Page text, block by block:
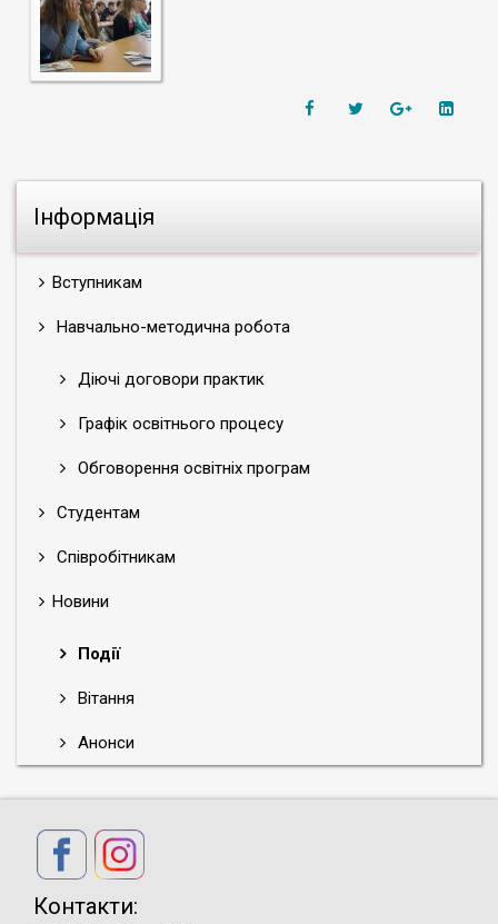
Інформація
Вступникам
Навчально-методична робота
Діючі договори практик
Графік освітнього процесу
Обговорення освітніх програм
Студентам
Співробітникам
Новини
Події
Вітання
Анонси
Контакти: